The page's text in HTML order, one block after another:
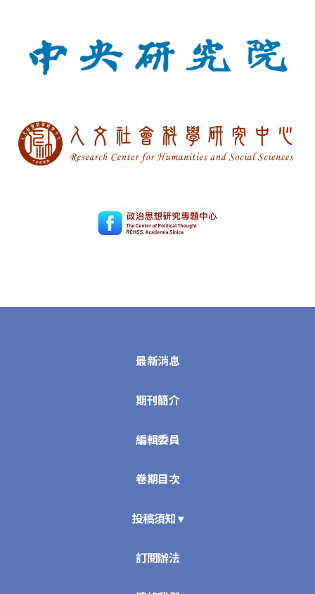
最新消息
期刊簡介
編輯委員
卷期目次
投稿須知 ▾
訂閱辦法